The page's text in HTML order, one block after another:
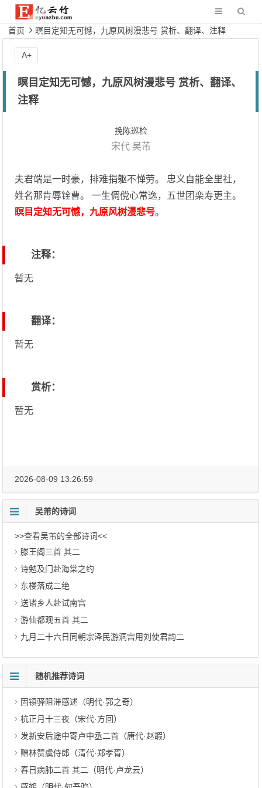
首页 瞑目定知无可憾，九原风树漫悲号 赏析、翻译、注释
瞑目定知无可憾，九原风树漫悲号 赏析、翻译、
注释
挽陈巡检
宋代 吴芾
夫君端是一时豪，排难捐躯不惮劳。 忠义自能全里社，
姓名那肯辱铨曹。 一生倜傥心常逸，五世团栾寿更主。
瞑目定知无可憾，九原风树漫悲号。
注释：
暂无
翻译：
暂无
赏析：
暂无
A+
2026-08-09 13:26:59
吴芾的诗词
>>查看吴芾的全部诗词<<
滕王阁三首 其二
诗勉及门赴海棠之约
东楼落成二绝
送诸乡人赴试南宫
游仙都观五首 其二
九月二十六日同朝宗泽民游洞宫用刘使君韵二
随机推荐诗词
固镇驿阻滞感述（明代·郭之奇）
杭正月十三夜（宋代·方回）
发新安后途中寄卢中丞二首（唐代·赵嘏）
赠林赞虞侍郎（清代·郑孝胥）
春日病肺二首 其二（明代·卢龙云）